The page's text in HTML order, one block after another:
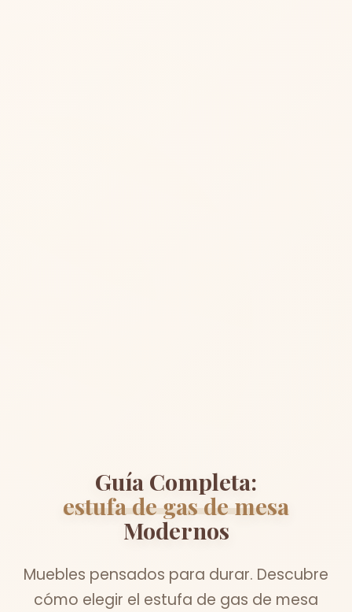
Guía Completa:
estufa de gas de mesa
Modernos
Muebles pensados para durar. Descubre
cómo elegir el estufa de gas de mesa